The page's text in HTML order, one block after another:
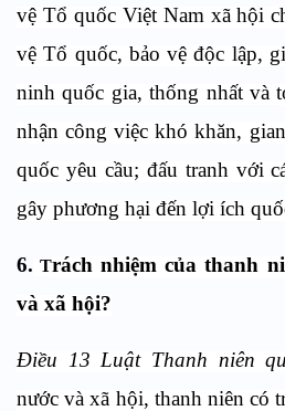
vệ Tổ quốc Việt Nam xã hội
vệ Tổ quốc, bảo vệ độc lập,
ninh quốc gia, thống nhất và
nhận công việc khó khăn,
quốc yêu cầu; đấu tranh với
gây phương hại đến lợi ích
6. Trách nhiệm của thanh
và xã hội?
Điều 13 Luật Thanh niên
nước và xã hội, thanh niên có